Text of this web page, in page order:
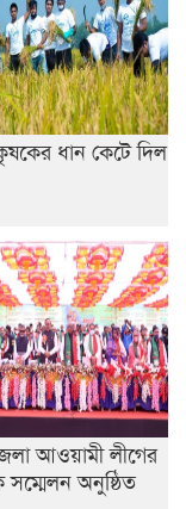
ধান কেটে দিল
আওয়ামী লীগের
সম্মেলন অনুষ্ঠিত